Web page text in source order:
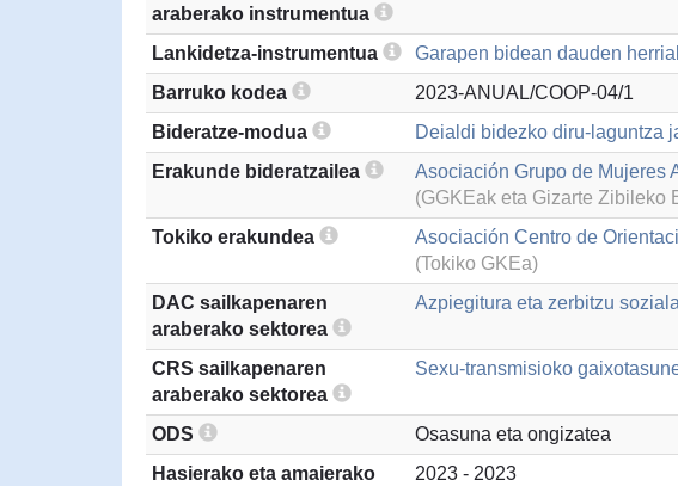
araberako instrumentua
Lankidetza-instrumentua
Garapen bidean dauden
Barruko kodea
2023-ANUAL/COOP-04/1
Bideratze-modua
Deialdi bidezko diru-laguntza
Erakunde bideratzailea
Asociación Grupo de Mujeres
(GGKEak eta Gizarte Zibileko
Tokiko erakundea
Asociación Centro de
(Tokiko GKEa)
DAC sailkapenaren
araberako sektorea
Azpiegitura eta zerbitzu
CRS sailkapenaren
araberako sektorea
Sexu-transmisioko
ODS
Osasuna eta ongizatea
Hasierako eta amaierako
2023 - 2023